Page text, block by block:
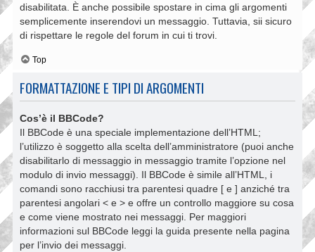
disabilitata. È anche possibile spostare in cima gli argomenti
semplicemente inserendovi un messaggio. Tuttavia, sii sicuro
di rispettare le regole del forum in cui ti trovi.
Top
FORMATTAZIONE E TIPI DI ARGOMENTI
Cos’è il BBCode?
Il BBCode è una speciale implementazione dell’HTML;
l’utilizzo è soggetto alla scelta dell’amministratore (puoi anche
disabilitarlo di messaggio in messaggio tramite l’opzione nel
modulo di invio messaggi). Il BBCode è simile all’HTML, i
comandi sono racchiusi tra parentesi quadre [ e ] anziché tra
parentesi angolari < e > e offre un controllo maggiore su cosa
e come viene mostrato nei messaggi. Per maggiori
informazioni sul BBCode leggi la guida presente nella pagina
per l’invio dei messaggi.